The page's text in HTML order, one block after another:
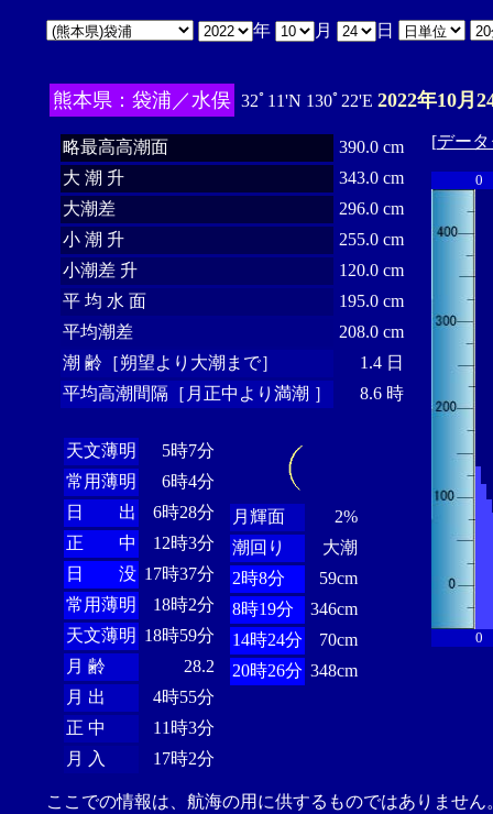
年 月 日
熊本県：袋浦／水俣 32ﾟ11'N 130ﾟ22'E 2022年10月
略最高高潮面
390.0 cm
大 潮 升
343.0 cm
大潮差
296.0 cm
小 潮 升
255.0 cm
小潮差 升
120.0 cm
平 均 水 面
195.0 cm
平均潮差
208.0 cm
潮 齢［朔望より大潮まで］
1.4 日
平均高潮間隔［月正中より満潮 ］
8.6 時
天文薄明
5時7分
常用薄明
6時4分
日 出
6時28分
正 中
12時3分
日 没 17時37分
常用薄明
18時2分
天文薄明 18時59分
月 齢
28.2
月 出
4時55分
正 中
11時3分
月 入
17時2分
月輝面
2%
潮回り
大潮
2時8分
59cm
8時19分
346cm
14時24分
70cm
20時26分 348cm
[デー
0
0
ここでの情報は、航海の用に供するものではありませ